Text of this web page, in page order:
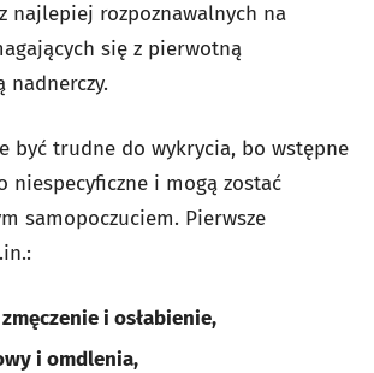
najlepiej rozpoznawalnych na
się z pierwotną
nadnerczy.
być trudne do wykrycia, bo wstępne
niespecyficzne i mogą zostać
samopoczuciem. Pierwsze
i osłabienie,
i omdlenia,